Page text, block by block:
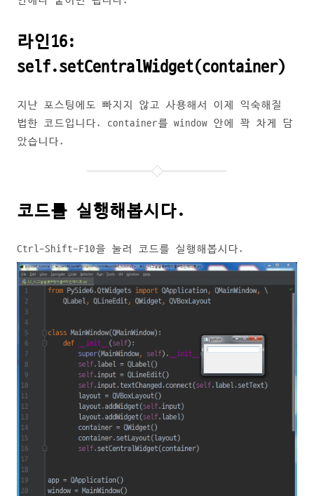
라인16:
self.setCentralWidget(container)
지난 포스팅에도 빠지지 않고 사용해서 이제 익숙해질
법한 코드입니다. container를 window 안에 꽉 차게 담
았습니다.
코드를 실행해봅시다.
Ctrl-Shift-F10을 눌러 코드를 실행해봅시다.